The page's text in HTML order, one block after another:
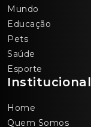
Mundo
Educação
Pets
Saúde
Esporte
Institucional
Home
Quem Somos